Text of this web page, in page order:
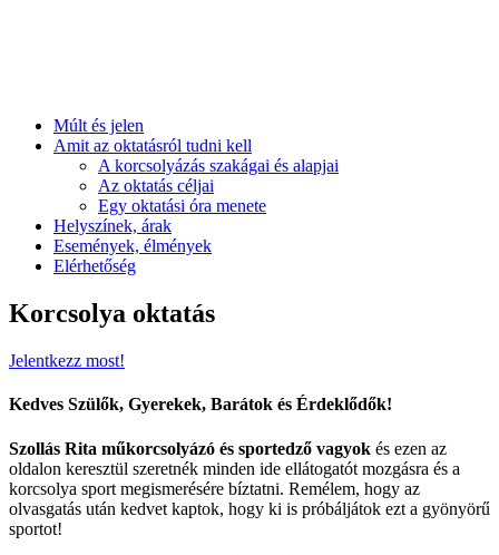
Múlt és jelen
Amit az oktatásról tudni kell
A korcsolyázás szakágai és alapjai
Az oktatás céljai
Egy oktatási óra menete
Helyszínek, árak
Események, élmények
Elérhetőség
Korcsolya oktatás
Jelentkezz most!
Kedves Szülők, Gyerekek, Barátok és Érdeklődők!
Szollás Rita műkorcsolyázó és sportedző vagyok és ezen az
oldalon keresztül szeretnék minden ide ellátogatót mozgásra és a
korcsolya sport megismerésére bíztatni. Remélem, hogy az
olvasgatás után kedvet kaptok, hogy ki is próbáljátok ezt a gyönyörű
sportot!